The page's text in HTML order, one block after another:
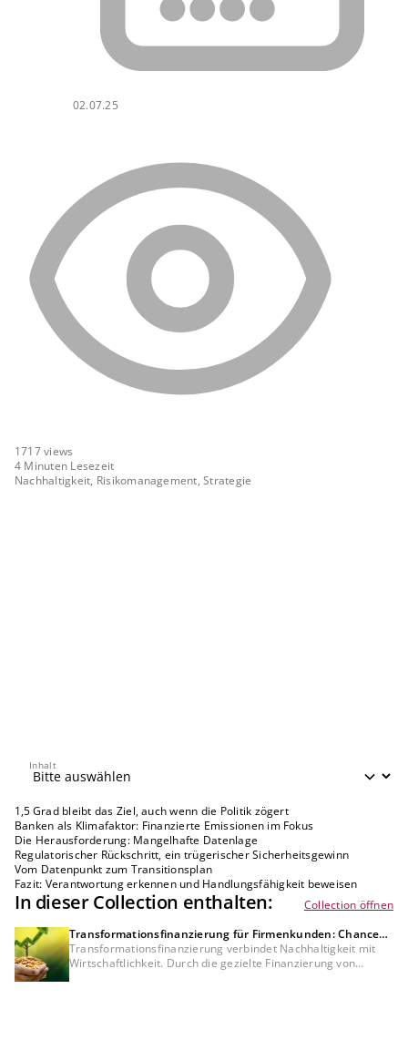
02.07.25
1717views
4 Minuten Lesezeit
Nachhaltigkeit, Risikomanagement, Strategie
Inhalt
Inhalt
1,5 Grad bleibt das Ziel, auch wenn die Politik zögert
Banken als Klimafaktor: Finanzierte Emissionen im Fokus
Die Herausforderung: Mangelhafte Datenlage
Regulatorischer Rückschritt, ein trügerischer Sicherheitsgewinn
Vom Datenpunkt zum Transitionsplan
Fazit: Verantwortung erkennen und Handlungsfähigkeit beweisen
In dieser Collection enthalten:
Collection öffnen
Transformationsfinanzierung für Firmenkunden: Chancen
für Kreditinstitute und Unternehmen
Transformationsfinanzierung verbindet Nachhaltigkeit mit
Wirtschaftlichkeit. Durch die gezielte Finanzierung von